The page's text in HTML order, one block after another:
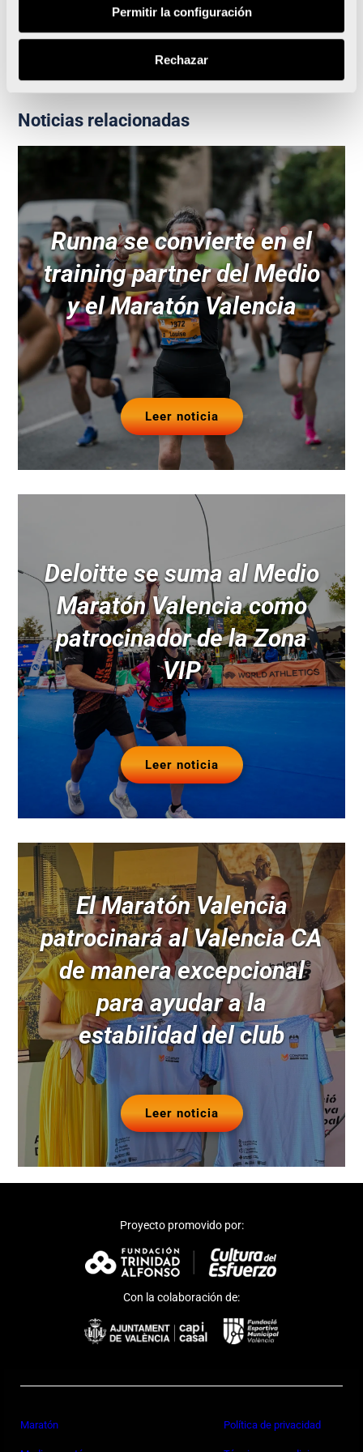
Permitir la configuración
Rechazar
Prosegur seguirá colaborando en la seguridad del
Noticias relacionadas
Runna se convierte en el
training partner del Medio
y el Maratón Valencia
Leer noticia
Deloitte se suma al Medio
Maratón Valencia como
patrocinador de la Zona
VIP
Leer noticia
El Maratón Valencia
patrocinará al Valencia CA
de manera excepcional
para ayudar a la
estabilidad del club
Leer noticia
Proyecto promovido por:
Con la colaboración de:
Maratón Política de privacidad